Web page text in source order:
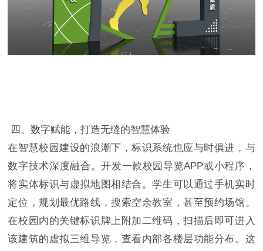
四、数字赋能，打造无缝的智慧体验
在智慧校园建设的浪潮下，标识系统也应与时俱进，与
数字技术深度融合。开发一款校园导览APP或小程序，
将实体标识与虚拟地图相结合。学生可以通过手机实时
定位，规划最优路线，搜索空余教室，甚至预约场馆。
在校园内的关键标识牌上附加二维码，扫描后即可进入
该建筑的虚拟三维导览，查看内部各楼层功能分布。这